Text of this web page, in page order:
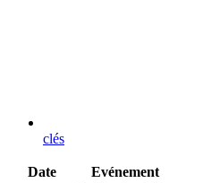
clés
Date Evénement